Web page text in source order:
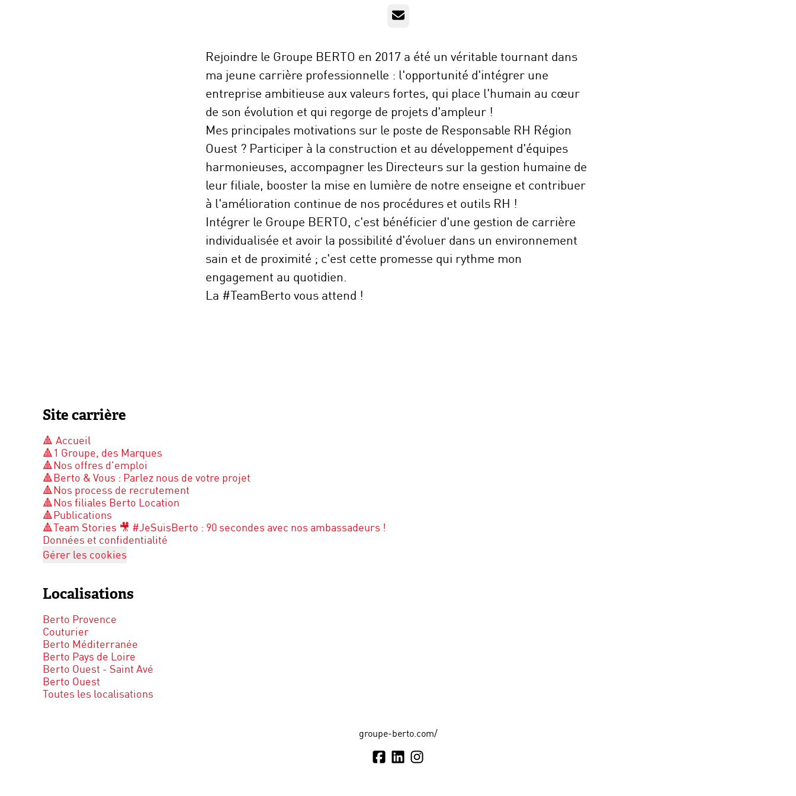
E-mail
Rejoindre le Groupe BERTO en 2017 a été un véritable tournant dans
ma jeune carrière professionnelle : l'opportunité d'intégrer une
entreprise ambitieuse aux valeurs fortes, qui place l'humain au cœur
de son évolution et qui regorge de projets d'ampleur !
Mes principales motivations sur le poste de Responsable RH Région
Ouest ? Participer à la construction et au développement d'équipes
harmonieuses, accompagner les Directeurs sur la gestion humaine de
leur filiale, booster la mise en lumière de notre enseigne et contribuer
à l'amélioration continue de nos procédures et outils RH !
Intégrer le Groupe BERTO, c'est bénéficier d'une gestion de carrière
individualisée et avoir la possibilité d'évoluer dans un environnement
sain et de proximité ; c'est cette promesse qui rythme mon
engagement au quotidien.
La #TeamBerto vous attend !
Site carrière
🔺 Accueil
🔺1 Groupe, des Marques
🔺Nos offres d'emploi
🔺Berto & Vous : Parlez nous de votre projet
🔺Nos process de recrutement
🔺Nos filiales Berto Location
🔺Publications
🔺Team Stories 🎥 #JeSuisBerto : 90 secondes avec nos ambassadeurs !
Données et confidentialité
Gérer les cookies
Localisations
Berto Provence
Couturier
Berto Méditerranée
Berto Pays de Loire
Berto Ouest - Saint Avé
Berto Ouest
Toutes les localisations
groupe-berto.com/